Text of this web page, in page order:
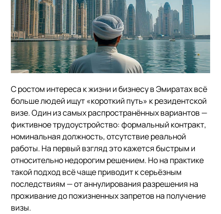
С ростом интереса к жизни и бизнесу в Эмиратах всё
больше людей ищут «короткий путь» к резидентской
визе. Один из самых распространённых вариантов —
фиктивное трудоустройство: формальный контракт,
номинальная должность, отсутствие реальной
работы. На первый взгляд это кажется быстрым и
относительно недорогим решением. Но на практике
такой подход всё чаще приводит к серьёзным
последствиям — от аннулирования разрешения на
проживание до пожизненных запретов на получение
визы.